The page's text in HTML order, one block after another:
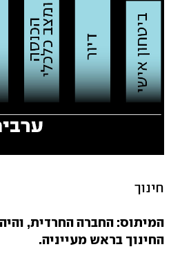
חינוך
המיתוס: החברה החרדית,
החינוך בראש מעייניה.